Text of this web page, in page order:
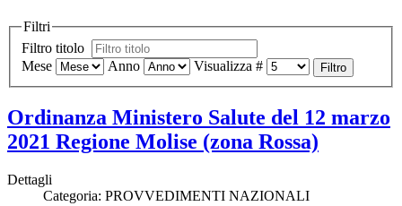
Filtri
Filtro titolo
Mese
Anno Visualizza # Filtro
Ordinanza Ministero Salute del 12 marzo
2021 Regione Molise (zona Rossa)
Dettagli
Categoria: PROVVEDIMENTI NAZIONALI